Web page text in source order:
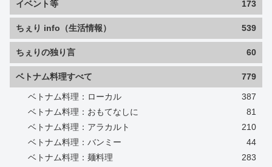
イベント等 173
ちぇり info（生活情報） 539
ちぇりの独り言 60
ベトナム料理すべて 779
ベトナム料理：ローカル
387
ベトナム料理：おもてなしに
81
ベトナム料理：アラカルト
210
ベトナム料理：バンミー
44
ベトナム料理：麺料理
283